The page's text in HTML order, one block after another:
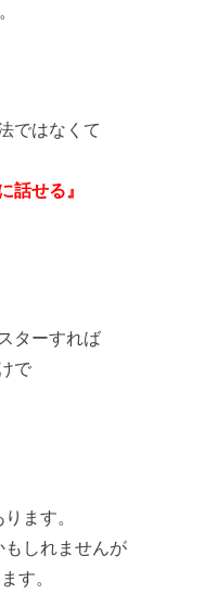
ではなくて
話せる』
ターすれば
で
ます。
しれませんが
す。